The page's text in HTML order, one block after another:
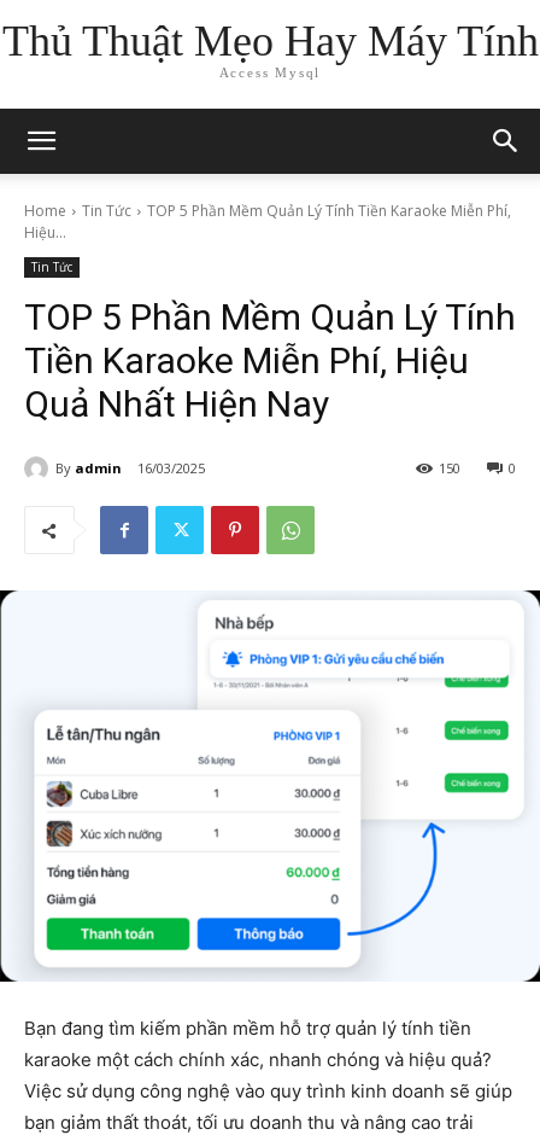
Thủ Thuật Mẹo Hay Máy Tính
Access Mysql
Home Tin Tức
TOP 5 Phần Mềm Quản Lý Tính Tiền Karaoke Miễn Phí,
Hiệu...
Tin Tức
TOP 5 Phần Mềm Quản Lý Tính
Tiền Karaoke Miễn Phí, Hiệu
Quả Nhất Hiện Nay
By admin 16/03/2025 0
150
Bạn đang tìm kiếm phần mềm hỗ trợ quản lý tính tiền
karaoke một cách chính xác, nhanh chóng và hiệu quả?
Việc sử dụng công nghệ vào quy trình kinh doanh sẽ giúp
bạn giảm thất thoát, tối ưu doanh thu và nâng cao trải